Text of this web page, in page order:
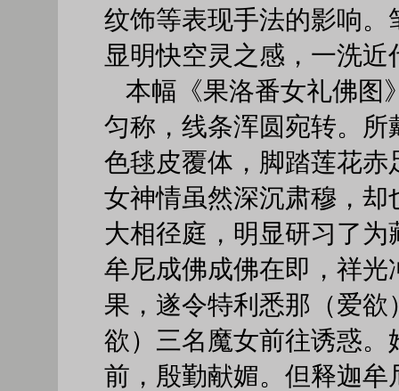
纹饰等表现手法的影响
显明快空灵之感，一洗
本幅《果洛番女礼佛图
匀称，线条浑圆宛转。
色毬皮覆体，脚踏莲花
女神情虽然深沉肃穆，
大相径庭，明显研习了
牟尼成佛成佛在即，祥
果，遂令特利悉那（爱
欲）三名魔女前往诱惑
前，殷勤献媚。但释迦